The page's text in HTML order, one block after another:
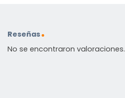
Reseñas
No se encontraron valoraciones.